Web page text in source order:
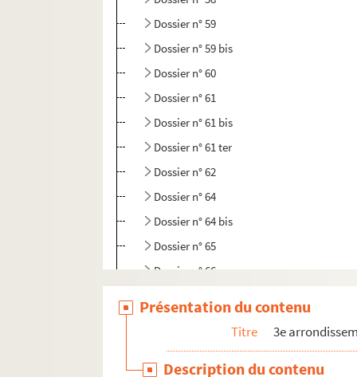
Dossier n° 59
Dossier n° 59 bis
Dossier n° 60
Dossier n° 61
Dossier n° 61 bis
Dossier n° 61 ter
Dossier n° 62
Dossier n° 64
Dossier n° 64 bis
Dossier n° 65
Dossier n° 66
Dossier n° 70
Présentation du contenu
Titre 3e
Description du contenu